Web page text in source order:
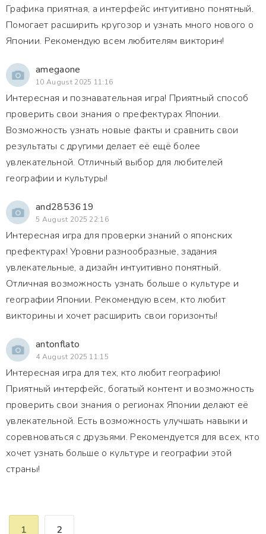
Графика приятная, а интерфейс интуитивно понятный.
Помогает расширить кругозор и узнать много нового о
Японии. Рекомендую всем любителям викторин!
amegaone
10 August 2025 11:16
Интересная и познавательная игра! Приятный способ
проверить свои знания о префектурах Японии.
Возможность узнать новые факты и сравнить свои
результаты с другими делает её ещё более
увлекательной. Отличный выбор для любителей
географии и культуры!
and2853619
5 August 2025 22:16
Интересная игра для проверки знаний о японских
префектурах! Уровни разнообразные, задания
увлекательные, а дизайн интуитивно понятный.
Отличная возможность узнать больше о культуре и
географии Японии. Рекомендую всем, кто любит
викторины и хочет расширить свои горизонты!
antonflato
4 August 2025 11:15
Интересная игра для тех, кто любит географию!
Приятный интерфейс, богатый контент и возможность
проверить свои знания о регионах Японии делают её
увлекательной. Есть возможность улучшать навыки и
соревноваться с друзьями. Рекомендуется для всех, кто
хочет узнать больше о культуре и географии этой
страны!
1 2